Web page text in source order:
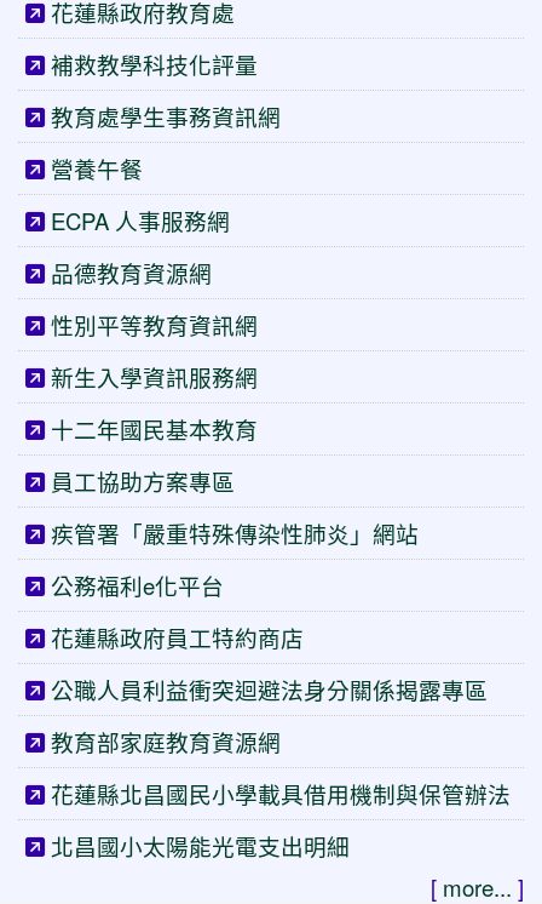
花蓮縣政府教育處
補救教學科技化評量
教育處學生事務資訊網
營養午餐
ECPA 人事服務網
品德教育資源網
性別平等教育資訊網
新生入學資訊服務網
十二年國民基本教育
員工協助方案專區
疾管署「嚴重特殊傳染性肺炎」網站
公務福利e化平台
花蓮縣政府員工特約商店
公職人員利益衝突迴避法身分關係揭露專區
教育部家庭教育資源網
花蓮縣北昌國民小學載具借用機制與保管辦法
北昌國小太陽能光電支出明細
[ more... ]